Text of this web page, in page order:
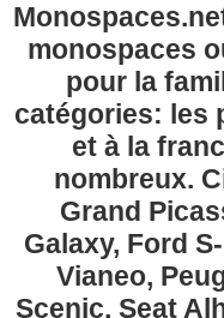
monospaces
pour la
catégories: les
et à la
nombreux.
Grand
Galaxy, Ford
Vianeo,
Scenic, Seat